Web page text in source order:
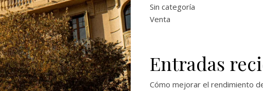
Sin categoría
Venta
Entradas
Cómo mejorar el rendimiento